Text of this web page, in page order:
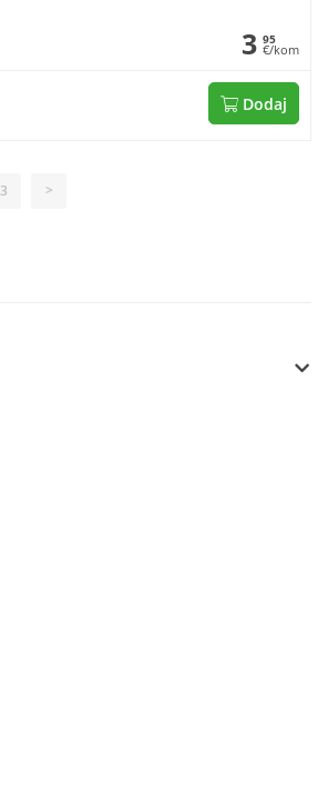
3 95
€/kom
Dodaj
3 >